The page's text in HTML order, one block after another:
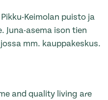
Keimolan puisto ja
Juna-asema ison tien
mm. kauppakeskus.
and quality living are